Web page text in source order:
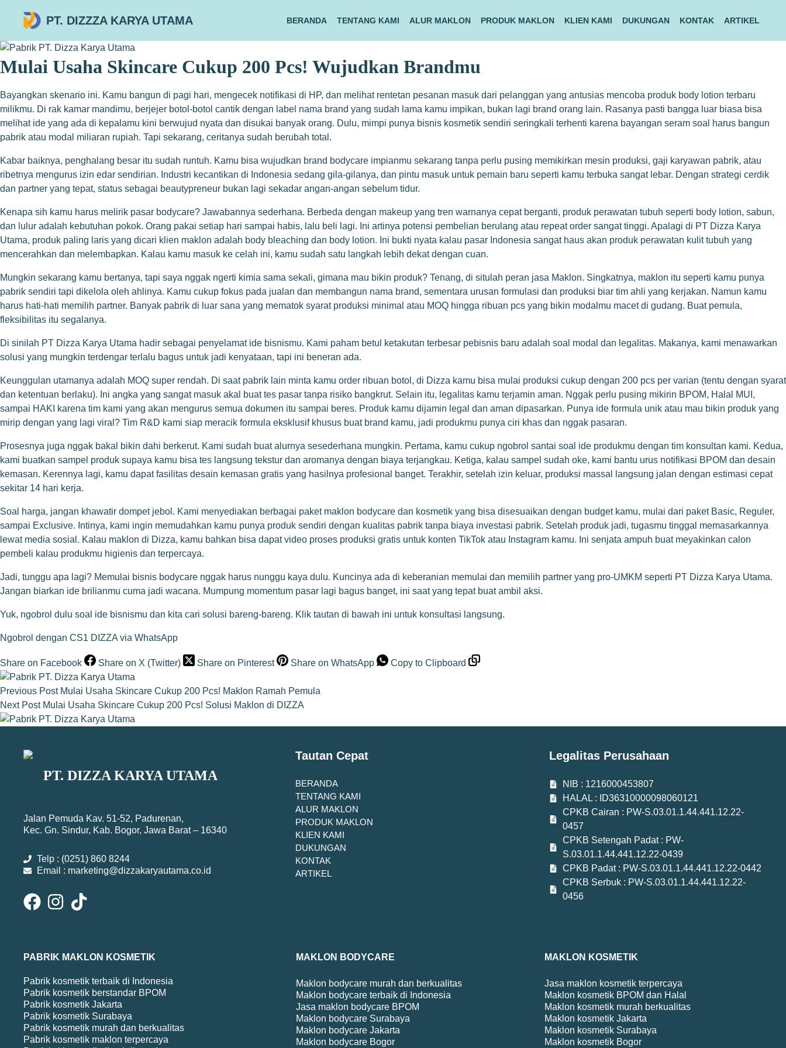
PT. DIZZZA KARYA UTAMA BERANDA TENTANG KAMI ALUR MAKLON PRODUK MAKLON KLIEN KAMI DUKUNGAN KONTAK ARTIKEL
Mulai Usaha Skincare Cukup 200 Pcs! Wujudkan Brandmu
Bayangkan skenario ini. Kamu bangun di pagi hari, mengecek notifikasi di HP, dan melihat rentetan pesanan masuk dari pelanggan yang antusias mencoba produk body lotion terbaru
milikmu. Di rak kamar mandimu, berjejer botol-botol cantik dengan label nama brand yang sudah lama kamu impikan, bukan lagi brand orang lain. Rasanya pasti bangga luar biasa bisa
melihat ide yang ada di kepalamu kini berwujud nyata dan disukai banyak orang. Dulu, mimpi punya bisnis kosmetik sendiri seringkali terhenti karena bayangan seram soal harus bangun
pabrik atau modal miliaran rupiah. Tapi sekarang, ceritanya sudah berubah total.
Kabar baiknya, penghalang besar itu sudah runtuh. Kamu bisa wujudkan brand bodycare impianmu sekarang tanpa perlu pusing memikirkan mesin produksi, gaji karyawan pabrik, atau
ribetnya mengurus izin edar sendirian. Industri kecantikan di Indonesia sedang gila-gilanya, dan pintu masuk untuk pemain baru seperti kamu terbuka sangat lebar. Dengan strategi cerdik
dan partner yang tepat, status sebagai beautypreneur bukan lagi sekadar angan-angan sebelum tidur.
Kenapa sih kamu harus melirik pasar bodycare? Jawabannya sederhana. Berbeda dengan makeup yang tren warnanya cepat berganti, produk perawatan tubuh seperti body lotion, sabun,
dan lulur adalah kebutuhan pokok. Orang pakai setiap hari sampai habis, lalu beli lagi. Ini artinya potensi pembelian berulang atau repeat order sangat tinggi. Apalagi di PT Dizza Karya
Utama, produk paling laris yang dicari klien maklon adalah body bleaching dan body lotion. Ini bukti nyata kalau pasar Indonesia sangat haus akan produk perawatan kulit tubuh yang
mencerahkan dan melembapkan. Kalau kamu masuk ke celah ini, kamu sudah satu langkah lebih dekat dengan cuan.
Mungkin sekarang kamu bertanya, tapi saya nggak ngerti kimia sama sekali, gimana mau bikin produk? Tenang, di situlah peran jasa Maklon. Singkatnya, maklon itu seperti kamu punya
pabrik sendiri tapi dikelola oleh ahlinya. Kamu cukup fokus pada jualan dan membangun nama brand, sementara urusan formulasi dan produksi biar tim ahli yang kerjakan. Namun kamu
harus hati-hati memilih partner. Banyak pabrik di luar sana yang mematok syarat produksi minimal atau MOQ hingga ribuan pcs yang bikin modalmu macet di gudang. Buat pemula,
fleksibilitas itu segalanya.
Di sinilah PT Dizza Karya Utama hadir sebagai penyelamat ide bisnismu. Kami paham betul ketakutan terbesar pebisnis baru adalah soal modal dan legalitas. Makanya, kami menawarkan
solusi yang mungkin terdengar terlalu bagus untuk jadi kenyataan, tapi ini beneran ada.
Keunggulan utamanya adalah MOQ super rendah. Di saat pabrik lain minta kamu order ribuan botol, di Dizza kamu bisa mulai produksi cukup dengan 200 pcs per varian (tentu dengan syarat
dan ketentuan berlaku). Ini angka yang sangat masuk akal buat tes pasar tanpa risiko bangkrut. Selain itu, legalitas kamu terjamin aman. Nggak perlu pusing mikirin BPOM, Halal MUI,
sampai HAKI karena tim kami yang akan mengurus semua dokumen itu sampai beres. Produk kamu dijamin legal dan aman dipasarkan. Punya ide formula unik atau mau bikin produk yang
mirip dengan yang lagi viral? Tim R&D kami siap meracik formula eksklusif khusus buat brand kamu, jadi produkmu punya ciri khas dan nggak pasaran.
Prosesnya juga nggak bakal bikin dahi berkerut. Kami sudah buat alurnya sesederhana mungkin. Pertama, kamu cukup ngobrol santai soal ide produkmu dengan tim konsultan kami. Kedua,
kami buatkan sampel produk supaya kamu bisa tes langsung tekstur dan aromanya dengan biaya terjangkau. Ketiga, kalau sampel sudah oke, kami bantu urus notifikasi BPOM dan desain
kemasan. Kerennya lagi, kamu dapat fasilitas desain kemasan gratis yang hasilnya profesional banget. Terakhir, setelah izin keluar, produksi massal langsung jalan dengan estimasi cepat
sekitar 14 hari kerja.
Soal harga, jangan khawatir dompet jebol. Kami menyediakan berbagai paket maklon bodycare dan kosmetik yang bisa disesuaikan dengan budget kamu, mulai dari paket Basic, Reguler,
sampai Exclusive. Intinya, kami ingin memudahkan kamu punya produk sendiri dengan kualitas pabrik tanpa biaya investasi pabrik. Setelah produk jadi, tugasmu tinggal memasarkannya
lewat media sosial. Kalau maklon di Dizza, kamu bahkan bisa dapat video proses produksi gratis untuk konten TikTok atau Instagram kamu. Ini senjata ampuh buat meyakinkan calon
pembeli kalau produkmu higienis dan terpercaya.
Jadi, tunggu apa lagi? Memulai bisnis bodycare nggak harus nunggu kaya dulu. Kuncinya ada di keberanian memulai dan memilih partner yang pro-UMKM seperti PT Dizza Karya Utama.
Jangan biarkan ide brilianmu cuma jadi wacana. Mumpung momentum pasar lagi bagus banget, ini saat yang tepat buat ambil aksi.
Yuk, ngobrol dulu soal ide bisnismu dan kita cari solusi bareng-bareng. Klik tautan di bawah ini untuk konsultasi langsung.
Ngobrol dengan CS1 DIZZA via WhatsApp
Share on Facebook Share on X (Twitter) Share on Pinterest Share on WhatsApp Copy to Clipboard
Previous Post Mulai Usaha Skincare Cukup 200 Pcs! Maklon Ramah Pemula
Next Post Mulai Usaha Skincare Cukup 200 Pcs! Solusi Maklon di DIZZA
PT. DIZZA KARYA UTAMA
Jalan Pemuda Kav. 51-52, Padurenan,
Kec. Gn. Sindur, Kab. Bogor, Jawa Barat – 16340
Telp : (0251) 860 8244
Email : marketing@dizzakaryautama.co.id
Tautan Cepat
BERANDA
TENTANG KAMI
ALUR MAKLON
PRODUK MAKLON
KLIEN KAMI
DUKUNGAN
KONTAK
ARTIKEL
Legalitas Perusahaan
NIB : 1216000453807
HALAL : ID36310000098060121
CPKB Cairan : PW-S.03.01.1.44.441.12.22-
0457
CPKB Setengah Padat : PW-
S.03.01.1.44.441.12.22-0439
CPKB Padat : PW-S.03.01.1.44.441.12.22-0442
CPKB Serbuk : PW-S.03.01.1.44.441.12.22-
0456
PABRIK MAKLON KOSMETIK
Pabrik kosmetik terbaik di Indonesia
Pabrik kosmetik berstandar BPOM
Pabrik kosmetik Jakarta
Pabrik kosmetik Surabaya
Pabrik kosmetik murah dan berkualitas
Pabrik kosmetik maklon terpercaya
MAKLON BODYCARE
Maklon bodycare murah dan berkualitas
Maklon bodycare terbaik di Indonesia
Jasa maklon bodycare BPOM
Maklon bodycare Surabaya
Maklon bodycare Jakarta
Maklon bodycare Bogor
MAKLON KOSMETIK
Jasa maklon kosmetik terpercaya
Maklon kosmetik BPOM dan Halal
Maklon kosmetik murah berkualitas
Maklon kosmetik Jakarta
Maklon kosmetik Surabaya
Maklon kosmetik Bogor